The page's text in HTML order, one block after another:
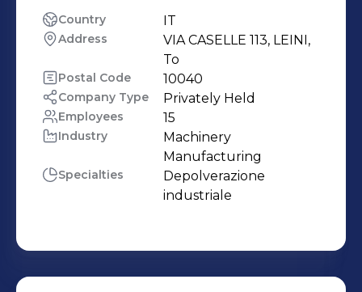
Country IT
Address
VIA CASELLE 113, LEINI,
To
Postal Code 10040
Company Type Privately Held
Employees 15
Industry
Machinery
Manufacturing
Specialties
Depolverazione
industriale